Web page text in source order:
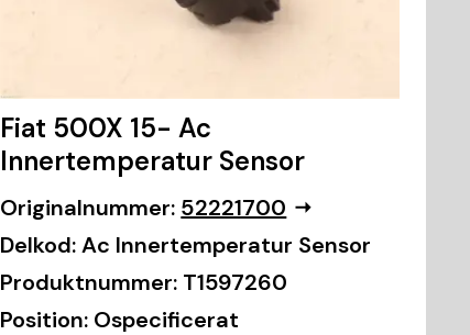
Fiat 500X 15- Ac
Innertemperatur Sensor
Originalnummer: 52221700
Delkod: Ac Innertemperatur Sensor
Produktnummer: T1597260
Position: Ospecificerat